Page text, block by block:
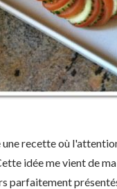
recette où
idée me vient de
parfaitement